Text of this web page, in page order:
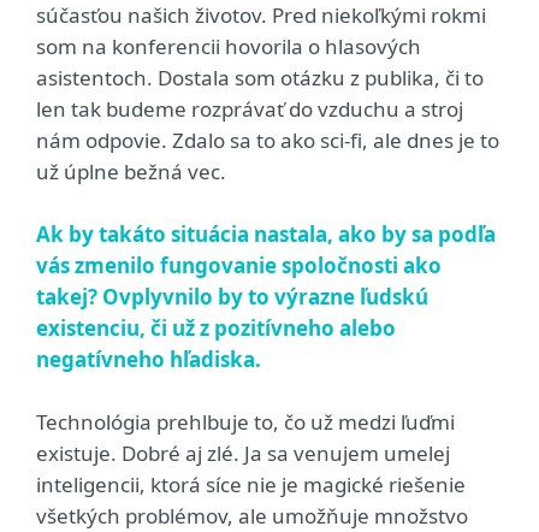
súčasťou našich životov. Pred niekoľkými rokmi
som na konferencii hovorila o hlasových
asistentoch. Dostala som otázku z publika, či to
len tak budeme rozprávať do vzduchu a stroj
nám odpovie. Zdalo sa to ako sci-fi, ale dnes je to
už úplne bežná vec.
Ak by takáto situácia nastala, ako by sa podľa
vás zmenilo fungovanie spoločnosti ako
takej? Ovplyvnilo by to výrazne ľudskú
existenciu, či už z pozitívneho alebo
negatívneho hľadiska.
Technológia prehlbuje to, čo už medzi ľuďmi
existuje. Dobré aj zlé. Ja sa venujem umelej
inteligencii, ktorá síce nie je magické riešenie
všetkých problémov, ale umožňuje množstvo